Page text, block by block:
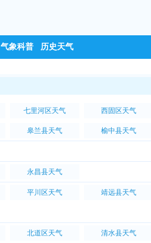
气象科普 历史天气
七里河区天气 西固区天气
皋兰县天气 榆中县天气
永昌县天气
平川区天气 靖远县天气
北道区天气 清水县天气